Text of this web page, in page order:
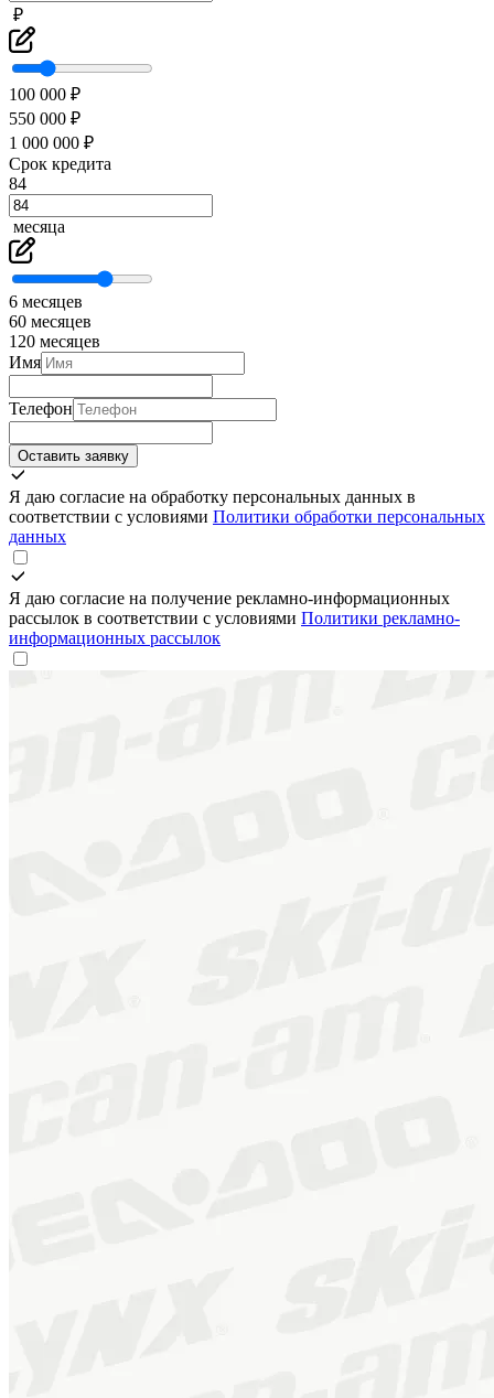
₽
100 000 ₽
550 000 ₽
1 000 000 ₽
Срок кредита
84
месяца
6 месяцев
60 месяцев
120 месяцев
Имя
Телефон
Оставить заявку
Я даю согласие на обработку персональных данных в
соответствии с условиями Политики обработки персональных
данных
Я даю согласие на получение рекламно-информационных
рассылок в соответствии с условиями Политики рекламно-
информационных рассылок